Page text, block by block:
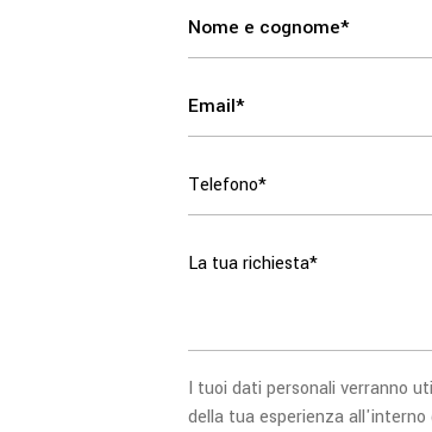
I tuoi dati personali verranno
della tua esperienza